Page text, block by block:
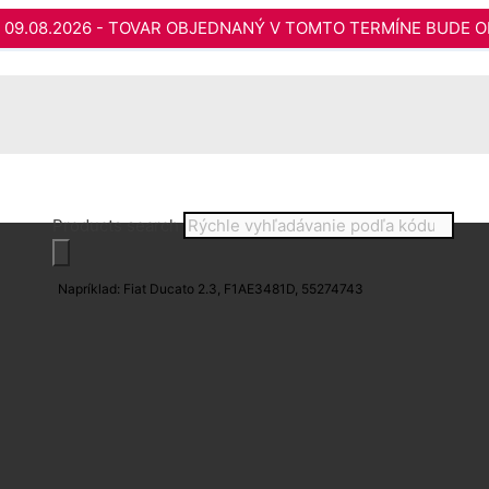
- TOVAR OBJEDNANÝ V TOMTO TERMÍNE BUDE
Products search
Napríklad: Fiat Ducato 2.3, F1AE3481D, 55274743